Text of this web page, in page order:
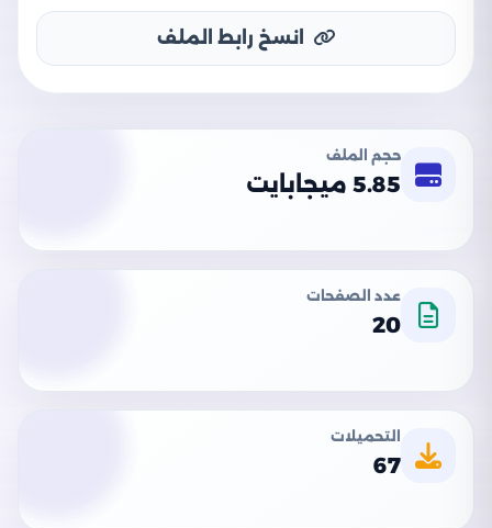
انسخ رابط الملف
حجم الملف
5.85 ميجابايت
عدد الصفحات
20
التحميلات
67